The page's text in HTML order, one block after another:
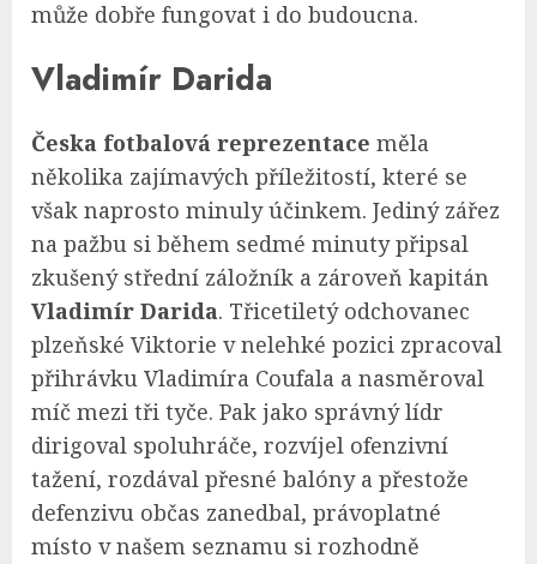
může dobře fungovat i do budoucna.
Vladimír Darida
Česka fotbalová reprezentace měla
několika zajímavých příležitostí, které se
však naprosto minuly účinkem. Jediný zářez
na pažbu si během sedmé minuty připsal
zkušený střední záložník a zároveň kapitán
Vladimír Darida. Třicetiletý odchovanec
plzeňské Viktorie v nelehké pozici zpracoval
přihrávku Vladimíra Coufala a nasměroval
míč mezi tři tyče. Pak jako správný lídr
dirigoval spoluhráče, rozvíjel ofenzivní
tažení, rozdával přesné balóny a přestože
defenzivu občas zanedbal, právoplatné
místo v našem seznamu si rozhodně